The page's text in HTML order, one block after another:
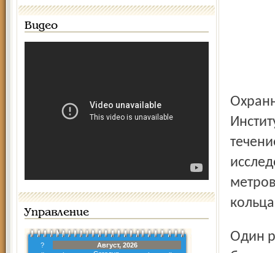
Видео
Управление
?
Август, 2026
Охранные раскопки проводились сотрудниками
Один раскоп столичные археологи заложили на левом